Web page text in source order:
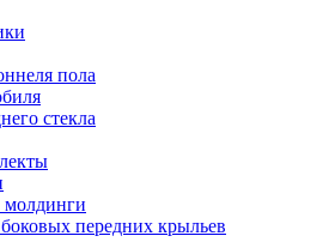
пола
стекла
передних крыльев